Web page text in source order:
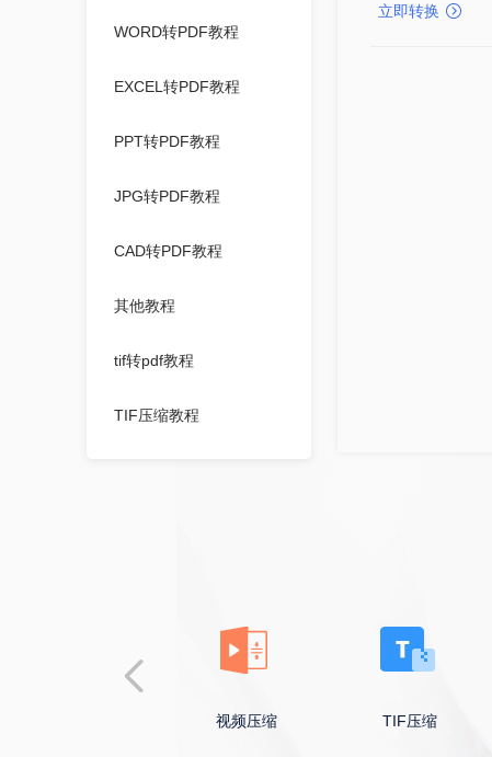
WORD转PDF教程
EXCEL转PDF教程
PPT转PDF教程
JPG转PDF教程
CAD转PDF教程
其他教程
tif转pdf教程
TIF压缩教程
图片压缩指定大小教程
BMP压缩教程
立即转换
视频压缩 TIF压缩